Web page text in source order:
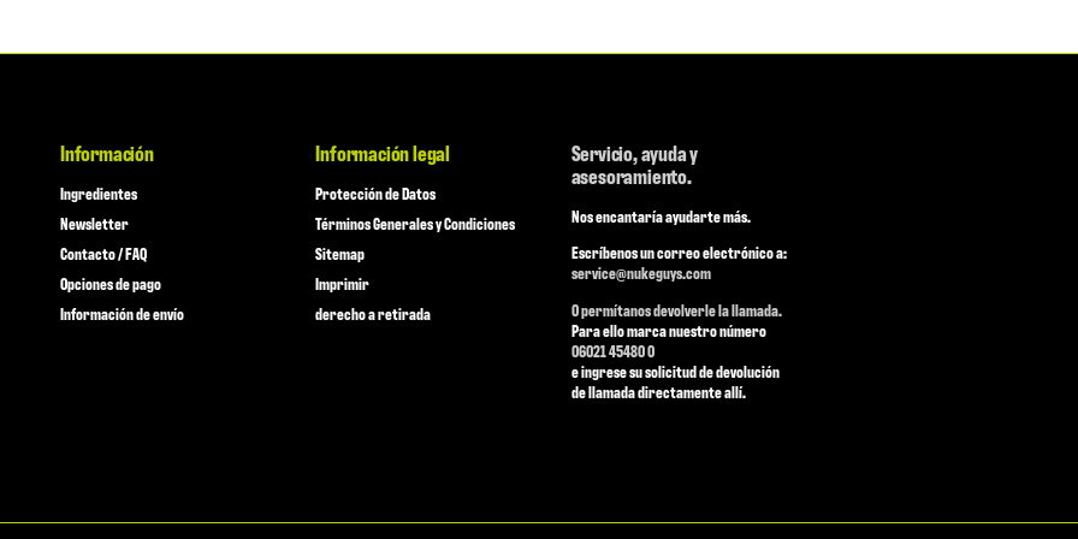
Información
Ingredientes
Newsletter
Contacto / FAQ
Opciones de pago
Información de envío
Información legal
Protección de Datos
Términos Generales y Condiciones
Sitemap
Imprimir
derecho a retirada
Servicio, ayuda y
asesoramiento.
Nos encantaría ayudarte más.
Escríbenos un correo electrónico a:
service@nukeguys.com
O permítanos devolverle la llamada.
Para ello marca nuestro número
06021 45480 0
e ingrese su solicitud de devolución
de llamada directamente allí.